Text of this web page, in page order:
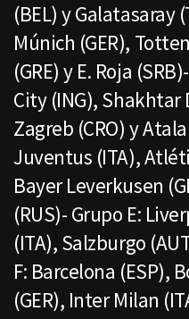
(BEL) y Galatasaray
Múnich (GER),
(GRE) y E. Roja
City (ING), Shakhtar
Zagreb (CRO) y
Juventus (ITA),
Bayer Leverkusen
(RUS)- Grupo E:
(ITA), Salzburgo
F: Barcelona (ESP),
(GER), Inter Milan